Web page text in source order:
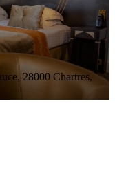
28000 Chartres,